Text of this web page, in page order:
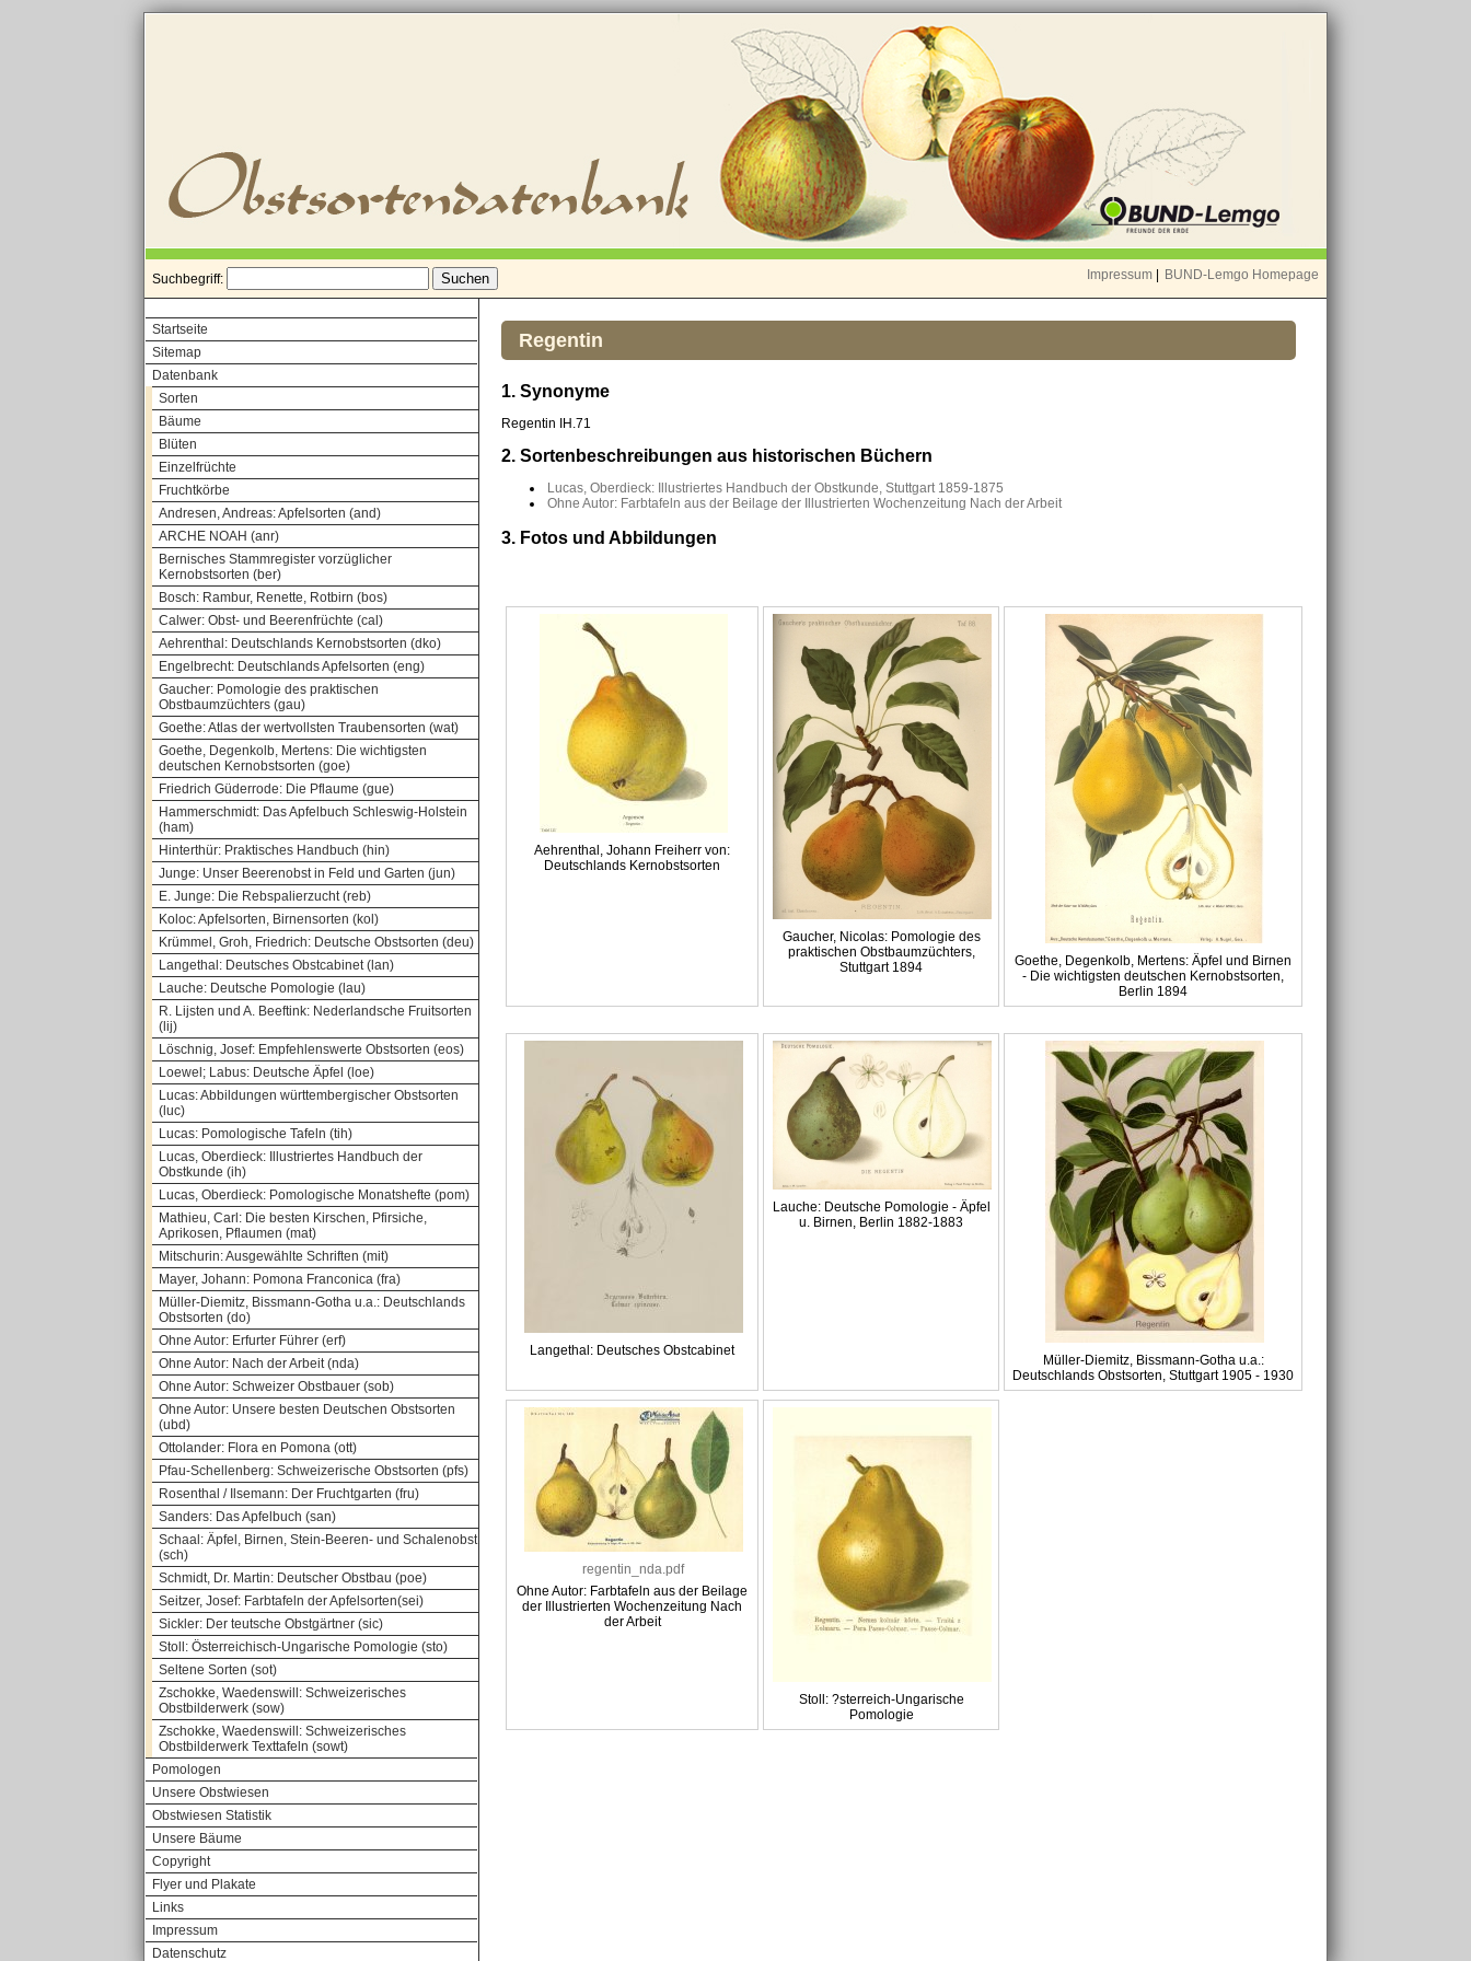
Suchbegriff: Impressum BUND-Lemgo Homepage
Startseite
Sitemap
Datenbank
Sorten
Bäume
Blüten
Einzelfrüchte
Fruchtkörbe
Andresen, Andreas: Apfelsorten (and)
ARCHE NOAH (anr)
Bernisches Stammregister vorzüglicher
Kernobstsorten (ber)
Bosch: Rambur, Renette, Rotbirn (bos)
Calwer: Obst- und Beerenfrüchte (cal)
Aehrenthal: Deutschlands Kernobstsorten (dko)
Engelbrecht: Deutschlands Apfelsorten (eng)
Gaucher: Pomologie des praktischen
Obstbaumzüchters (gau)
Goethe: Atlas der wertvollsten Traubensorten (wat)
Goethe, Degenkolb, Mertens: Die wichtigsten
deutschen Kernobstsorten (goe)
Friedrich Güderrode: Die Pflaume (gue)
Hammerschmidt: Das Apfelbuch Schleswig-Holstein
(ham)
Hinterthür: Praktisches Handbuch (hin)
Junge: Unser Beerenobst in Feld und Garten (jun)
E. Junge: Die Rebspalierzucht (reb)
Koloc: Apfelsorten, Birnensorten (kol)
Krümmel, Groh, Friedrich: Deutsche Obstsorten (deu)
Langethal: Deutsches Obstcabinet (lan)
Lauche: Deutsche Pomologie (lau)
R. Lijsten und A. Beeftink: Nederlandsche Fruitsorten
(lij)
Löschnig, Josef: Empfehlenswerte Obstsorten (eos)
Loewel; Labus: Deutsche Äpfel (loe)
Lucas: Abbildungen württembergischer Obstsorten
(luc)
Lucas: Pomologische Tafeln (tih)
Lucas, Oberdieck: Illustriertes Handbuch der
Obstkunde (ih)
Lucas, Oberdieck: Pomologische Monatshefte (pom)
Mathieu, Carl: Die besten Kirschen, Pfirsiche,
Aprikosen, Pflaumen (mat)
Mitschurin: Ausgewählte Schriften (mit)
Mayer, Johann: Pomona Franconica (fra)
Müller-Diemitz, Bissmann-Gotha u.a.: Deutschlands
Obstsorten (do)
Ohne Autor: Erfurter Führer (erf)
Ohne Autor: Nach der Arbeit (nda)
Ohne Autor: Schweizer Obstbauer (sob)
Ohne Autor: Unsere besten Deutschen Obstsorten
(ubd)
Ottolander: Flora en Pomona (ott)
Pfau-Schellenberg: Schweizerische Obstsorten (pfs)
Rosenthal / Ilsemann: Der Fruchtgarten (fru)
Sanders: Das Apfelbuch (san)
Schaal: Äpfel, Birnen, Stein-Beeren- und Schalenobst
(sch)
Schmidt, Dr. Martin: Deutscher Obstbau (poe)
Seitzer, Josef: Farbtafeln der Apfelsorten(sei)
Sickler: Der teutsche Obstgärtner (sic)
Stoll: Österreichisch-Ungarische Pomologie (sto)
Seltene Sorten (sot)
Zschokke, Waedenswill: Schweizerisches
Obstbilderwerk (sow)
Zschokke, Waedenswill: Schweizerisches
Obstbilderwerk Texttafeln (sowt)
Pomologen
Unsere Obstwiesen
Obstwiesen Statistik
Unsere Bäume
Copyright
Flyer und Plakate
Links
Impressum
Datenschutz
Regentin
1. Synonyme
Regentin IH.71
2. Sortenbeschreibungen aus historischen Büchern
Lucas, Oberdieck: Illustriertes Handbuch der Obstkunde, Stuttgart 1859-1875
Ohne Autor: Farbtafeln aus der Beilage der Illustrierten Wochenzeitung Nach der Arbeit
3. Fotos und Abbildungen
Aehrenthal, Johann Freiherr von:
Deutschlands Kernobstsorten
Gaucher, Nicolas: Pomologie des
praktischen Obstbaumzüchters,
Stuttgart 1894
Goethe, Degenkolb, Mertens: Äpfel und Birnen
- Die wichtigsten deutschen Kernobstsorten,
Berlin 1894
Langethal: Deutsches Obstcabinet
Lauche: Deutsche Pomologie - Äpfel
u. Birnen, Berlin 1882-1883
Müller-Diemitz, Bissmann-Gotha u.a.:
Deutschlands Obstsorten, Stuttgart 1905 - 1930
regentin_nda.pdf
Ohne Autor: Farbtafeln aus der Beilage
der Illustrierten Wochenzeitung Nach
der Arbeit
Stoll: ?sterreich-Ungarische
Pomologie